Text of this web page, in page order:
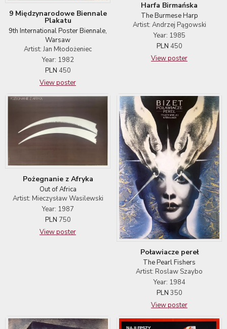
9 Międzynarodowe Biennale
Plakatu
9th International Poster Biennale,
Warsaw
Artist: Jan Młodożeniec
Year: 1982
PLN 450
View poster
Harfa Birmańska
The Burmese Harp
Artist: Andrzej Pągowski
Year: 1985
PLN 450
View poster
Pożegnanie z Afryka
Out of Africa
Artist: Mieczysław Wasilewski
Year: 1987
PLN 750
View poster
Poławiacze pereł
The Pearl Fishers
Artist: Roslaw Szaybo
Year: 1984
PLN 350
View poster